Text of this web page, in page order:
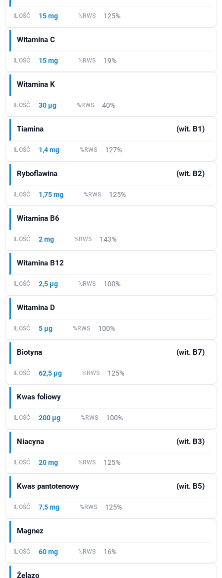
15 mg 125%
Witamina C
15 mg 19%
Witamina K
30 µg 40%
Tiamina (wit. B1)
1,4 mg 127%
Ryboflawina (wit. B2)
1,75 mg 125%
Witamina B6
2 mg 143%
Witamina B12
2,5 µg 100%
Witamina D
5 µg 100%
Biotyna (wit. B7)
62,5 µg 125%
Kwas foliowy
200 µg 100%
Niacyna (wit. B3)
20 mg 125%
Kwas pantotenowy (wit. B5)
7,5 mg 125%
Magnez
60 mg 16%
Żelazo